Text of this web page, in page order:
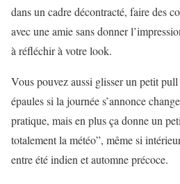
dans un cadre décontracté, faire des
avec une amie sans donner
à réfléchir à votre look.
Vous pouvez aussi glisser un petit
épaules si la journée s’annonce
pratique, mais en plus ça donne un
totalement la météo”, même si
entre été indien et automne précoce.